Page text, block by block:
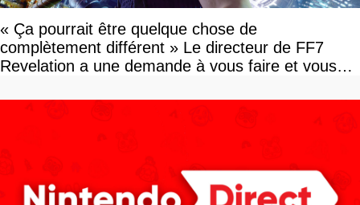
« Ça pourrait être quelque chose de
complètement différent » Le directeur de FF7
Revelation a une demande à vous faire et vous